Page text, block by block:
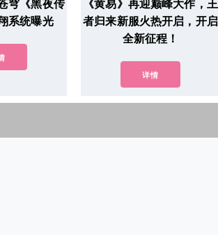
穹《黑夜传
系统曝光
《黄易》再迎巅峰大作，王
者归来新服火热开启，开启
全新征程！
详情